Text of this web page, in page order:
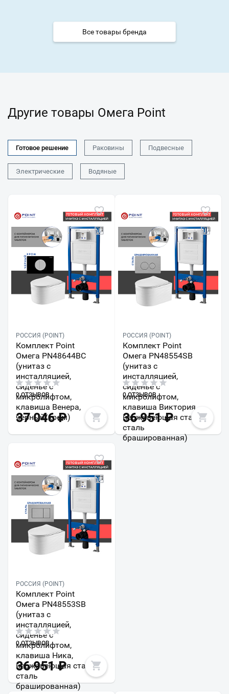
Все товары бренда
Другие товары Омега Point
Готовое решение Раковины Подвесные
Электрические Водяные
РОССИЯ (POINT)
Комплект Point
Омега PN48644BC
(унитаз с
инсталляцией,
сиденье с
микролифтом,
клавиша Венера,
черный/хром)
0 ОТЗЫВОВ
37 046₽
РОССИЯ (POINT)
Комплект Point
Омега PN48554SB
(унитаз с
инсталляцией,
сиденье с
микролифтом,
клавиша Виктория,
нержавеющая сталь,
сталь
брашированная)
0 ОТЗЫВОВ
36 951₽
РОССИЯ (POINT)
Комплект Point
Омега PN48553SB
(унитаз с
инсталляцией,
сиденье с
микролифтом,
клавиша Ника,
нержавеющая сталь,
сталь
брашированная)
0 ОТЗЫВОВ
36 951₽